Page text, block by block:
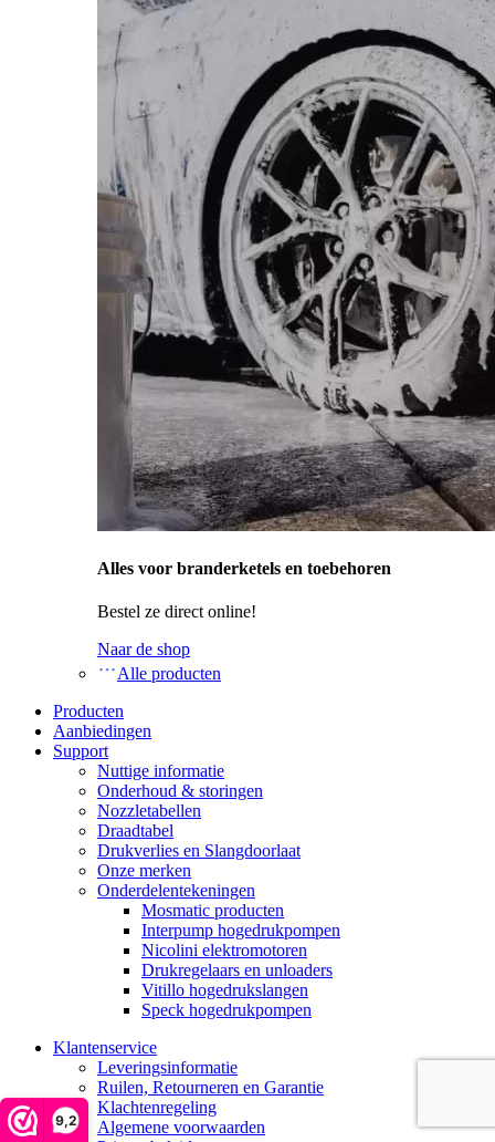
9,2
Alles voor branderketels en toebehoren
Bestel ze direct online!
Naar de shop
Alle producten
Producten
Aanbiedingen
Support
Nuttige informatie
Onderhoud & storingen
Nozzletabellen
Draadtabel
Drukverlies en Slangdoorlaat
Onze merken
Onderdelentekeningen
Mosmatic producten
Interpump hogedrukpompen
Nicolini elektromotoren
Drukregelaars en unloaders
Vitillo hogedrukslangen
Speck hogedrukpompen
Klantenservice
Leveringsinformatie
Ruilen, Retourneren en Garantie
Klachtenregeling
Algemene voorwaarden